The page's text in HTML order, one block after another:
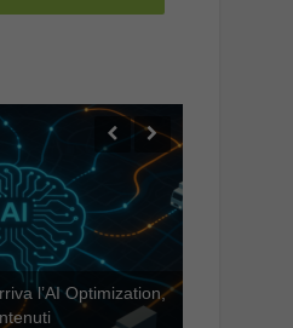
l’AI Optimization,